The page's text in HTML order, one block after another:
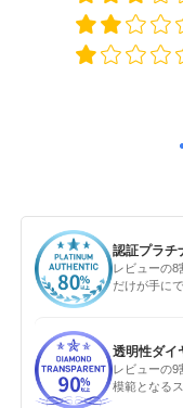
認証プラチ
レビューの8
だけが手に
透明性ダイ
レビューの9
模範となる